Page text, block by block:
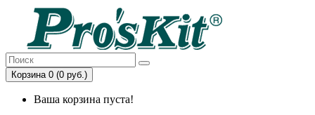
Корзина 0 (0 руб.)
Ваша корзина пуста!